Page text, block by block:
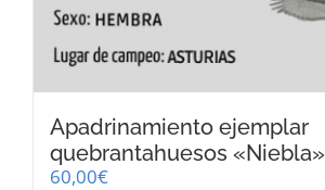
Apadrinamiento ejemplar
quebrantahuesos «Niebla»
60,00€